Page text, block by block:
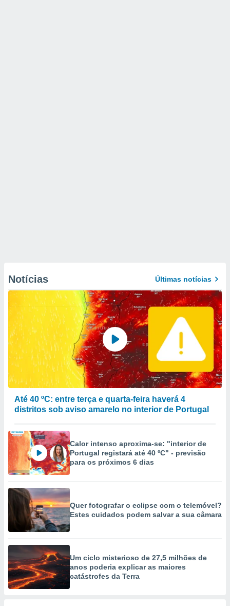
Notícias Últimas notícias
Até 40 ºC: entre terça e quarta-feira haverá 4
distritos sob aviso amarelo no interior de Portugal
Calor intenso aproxima-se: "interior de
Portugal registará até 40 ºC" - previsão
para os próximos 6 dias
Quer fotografar o eclipse com o telemóvel?
Estes cuidados podem salvar a sua câmara
Um ciclo misterioso de 27,5 milhões de
anos poderia explicar as maiores
catástrofes da Terra